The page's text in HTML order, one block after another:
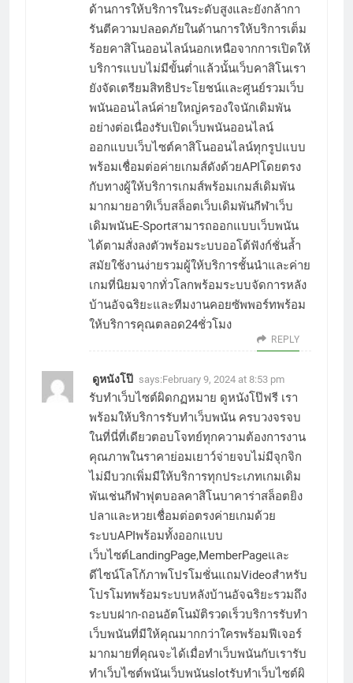
ด้านการให้บริการในระดับสูงและยังกล้ากา
รันตีความปลอดภัยในด้านการให้บริการเต็ม
ร้อยคาสิโนออนไลน์นอกเหนือจากการเปิดให้
บริการแบบไม่มีขั้นต่ำแล้วนั้นเว็บคาสิโนเรา
ยังจัดเตรียมสิทธิประโยชน์และศูนย์รวมเว็บ
พนันออนไลน์ค่ายใหญ่ครองใจนักเดิมพัน
อย่างต่อเนื่องรับเปิดเว็บพนันออนไลน์
ออกแบบเว็บไซต์คาสิโนออนไลน์ทุกรูปแบบ
พร้อมเชื่อมต่อค่ายเกมส์ดังด้วยAPIโดยตรง
กับทางผู้ให้บริการเกมส์พร้อมเกมส์เดิมพัน
มากมายอาทิเว็บสล็อตเว็บเดิมพันกีฬาเว็บ
เดิมพนันE-Sportสามารถออกแบบเว็บพนัน
ได้ตามสั่งลงตัวพร้อมระบบออโต้ฟังก์ชั่นล้ำ
สมัยใช้งานง่ายรวมผู้ให้บริการชั้นนำและค่าย
เกมที่นิยมจากทั่วโลกพร้อมระบบจัดการหลัง
บ้านอัจฉริยะและทีมงานคอยซัพพอร์ทพร้อม
ให้บริการคุณตลอด24ชั่วโมง
REPLY
ดูหนังโป๊ says:February 9, 2024 at 8:53 pm
รับทำเว็บไซต์ผิดกฏหมาย ดูหนังโป๊ฟรี เรา
พร้อมให้บริการรับทำเว็บพนัน ครบวงจรจบ
ในที่นี่ที่เดียวตอบโจทย์ทุกความต้องการงาน
คุณภาพในราคาย่อมเยาว์จ่ายจบไม่มีจุกจิก
ไม่มีบวกเพิ่มมีให้บริการทุกประเภทเกมเดิม
พันเช่นกีฬาฟุตบอลคาสิโนบาคาร่าสล็อตยิง
ปลาและหวยเชื่อมต่อตรงค่ายเกมด้วย
ระบบAPIพร้อมทั้งออกแบบ
เว็บไซต์LandingPage,MemberPageและ
ดีไซน์โลโก้ภาพโปรโมชั่นแถมVideoสำหรับ
โปรโมทพร้อมระบบหลังบ้านอัจฉริยะรวมถึง
ระบบฝาก-ถอนอัตโนมัติรวดเร็วบริการรับทำ
เว็บพนันที่มีให้คุณมากกว่าใครพร้อมฟีเจอร์
มากมายที่คุณจะได้เมื่อทำเว็บพนันกับเรารับ
ทำเว็บไซต์พนันเว็บพนันslotรับทำเว็บไซต์ผิ